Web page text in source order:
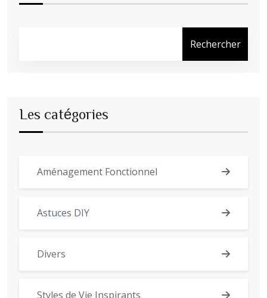
Rechercher
Les catégories
Aménagement Fonctionnel
Astuces DIY
Divers
Styles de Vie Inspirants